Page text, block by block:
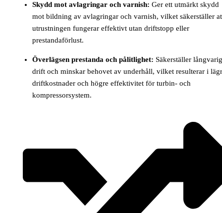
Skydd mot avlagringar och varnish: Ger ett utmärkt skydd
mot bildning av avlagringar och varnish, vilket säkerställer
utrustningen fungerar effektivt utan driftstopp eller
prestandaförlust.
Överlägsen prestanda och pålitlighet: Säkerställer
drift och minskar behovet av underhåll, vilket resulterar i
driftkostnader och högre effektivitet för turbin- och
kompressorsystem.